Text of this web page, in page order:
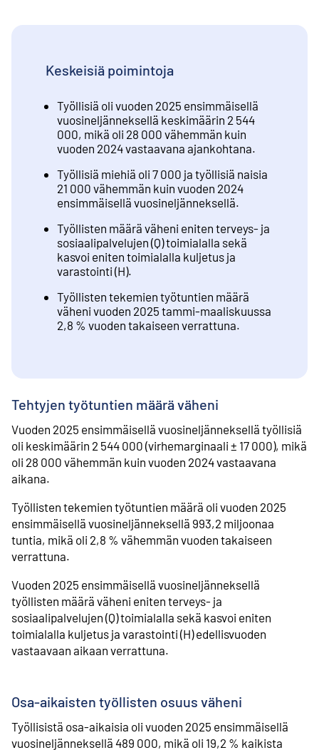
Keskeisiä poimintoja
Työllisiä oli vuoden 2025 ensimmäisellä
vuosineljänneksellä keskimäärin 2 544
000, mikä oli 28 000 vähemmän kuin
vuoden 2024 vastaavana ajankohtana.
Työllisiä miehiä oli 7 000 ja työllisiä naisia
21 000 vähemmän kuin vuoden 2024
ensimmäisellä vuosineljänneksellä.
Työllisten määrä väheni eniten terveys- ja
sosiaalipalvelujen (Q) toimialalla sekä
kasvoi eniten toimialalla kuljetus ja
varastointi (H).
Työllisten tekemien työtuntien määrä
väheni vuoden 2025 tammi-maaliskuussa
2,8 % vuoden takaiseen verrattuna.
Tehtyjen työtuntien määrä väheni
Vuoden 2025 ensimmäisellä vuosineljänneksellä työllisiä
oli keskimäärin 2 544 000 (virhemarginaali ± 17 000), mikä
oli 28 000 vähemmän kuin vuoden 2024 vastaavana
aikana.
Työllisten tekemien työtuntien määrä oli vuoden 2025
ensimmäisellä vuosineljänneksellä 993,2 miljoonaa
tuntia, mikä oli 2,8 % vähemmän vuoden takaiseen
verrattuna.
Vuoden 2025 ensimmäisellä vuosineljänneksellä
työllisten määrä väheni eniten terveys- ja
sosiaalipalvelujen (Q) toimialalla sekä kasvoi eniten
toimialalla kuljetus ja varastointi (H) edellisvuoden
vastaavaan aikaan verrattuna.
Osa-aikaisten työllisten osuus väheni
Työllisistä osa-aikaisia oli vuoden 2025 ensimmäisellä
vuosineljänneksellä 489 000, mikä oli 19,2 % kaikista